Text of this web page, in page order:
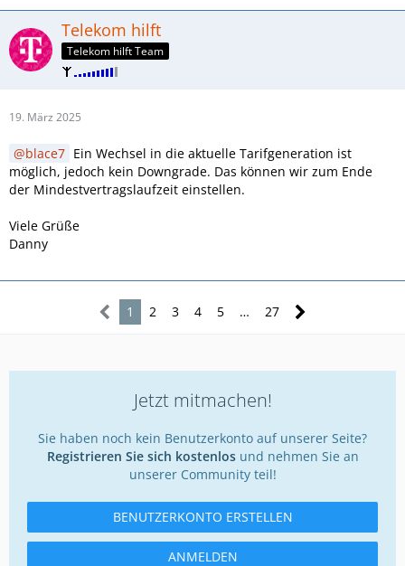
Telekom hilft
Telekom hilft Team
19. März 2025
blace7 Ein Wechsel in die aktuelle Tarifgeneration ist
möglich, jedoch kein Downgrade. Das können wir zum Ende
der Mindestvertragslaufzeit einstellen.
Viele Grüße
Danny
1 2 3 4 5 … 27
Jetzt mitmachen!
Sie haben noch kein Benutzerkonto auf unserer Seite?
Registrieren Sie sich kostenlosund nehmen Sie an
unserer Community teil!
BENUTZERKONTO ERSTELLEN
ANMELDEN